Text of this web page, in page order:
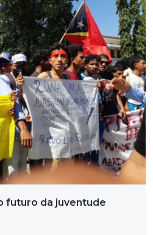
futuro da juventude